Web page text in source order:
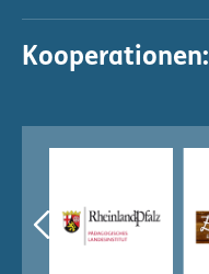
Kooperationen: